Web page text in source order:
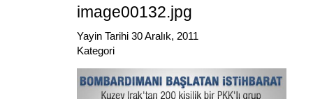
image00132.jpg
Yayin Tarihi 30 Aralık, 2011
Kategori